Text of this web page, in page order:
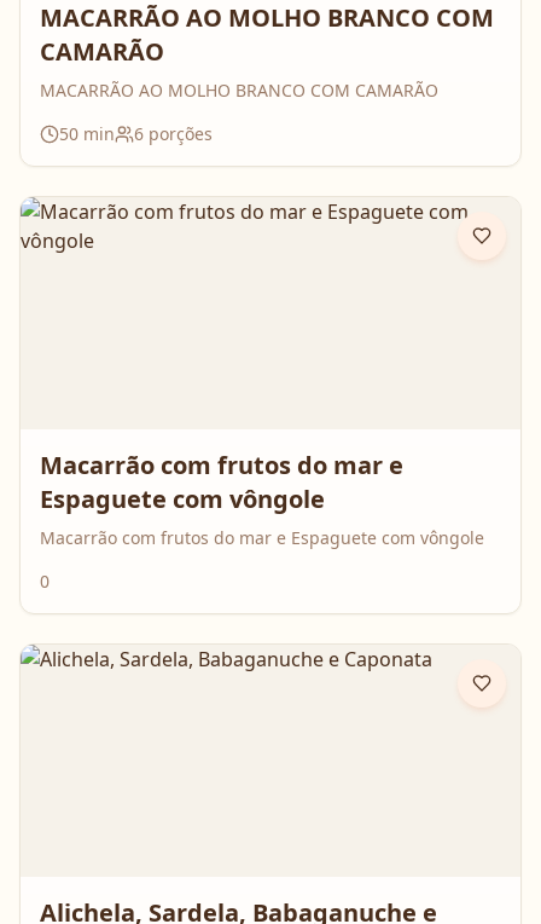
MACARRÃO AO MOLHO BRANCO COM
CAMARÃO
MACARRÃO AO MOLHO BRANCO COM CAMARÃO
50 min 6 porções
Macarrão com frutos do mar e
Espaguete com vôngole
Macarrão com frutos do mar e Espaguete com vôngole
0
Alichela, Sardela, Babaganuche e